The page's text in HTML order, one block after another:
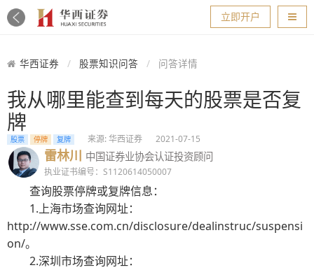
导航
立即开户
华西证券 股票知识问答 问答详情
我从哪里能查到每天的股票是否复
牌
股票 停牌 复牌 来源: 华西证券 2021-07-15
雷林川 中国证券业协会认证投资顾问
执业证书编号：S1120614050007
查询股票停牌或复牌信息：
1.上海市场查询网址：
http://www.sse.com.cn/disclosure/dealinstruc/suspensi
on/。
2.深圳市场查询网址：